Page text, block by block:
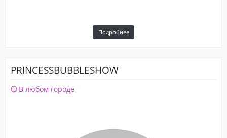
Подробнее
PRINCESSBUBBLESHOW
В любом городе